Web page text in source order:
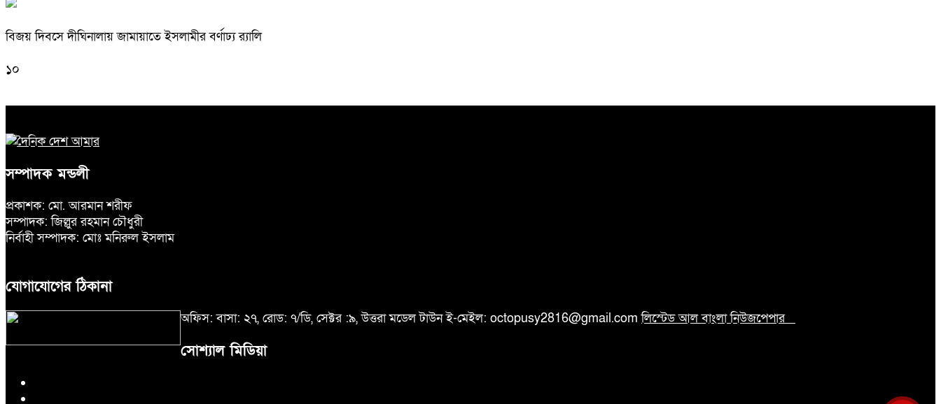
বিজয় দিবসে দীঘিনালায় জামায়াতে ইসলামীর বর্ণাঢ্য র‍্যালি
১০
সম্পাদক মন্ডলী
প্রকাশক: মো. আরমান শরীফ
সম্পাদক: জিল্লুর রহমান চৌধুরী
নির্বাহী সম্পাদক: মোঃ মনিরুল ইসলাম
যোগাযোগের ঠিকানা
অফিস: বাসা: ২৭, রোড: ৭/ডি, সেক্টর :৯, উত্তরা মডেল টাউন ই-মেইল: octopusy2816@gmail.comলিস্টেড আল বাংলা নিউজপেপার
সোশ্যাল মিডিয়া